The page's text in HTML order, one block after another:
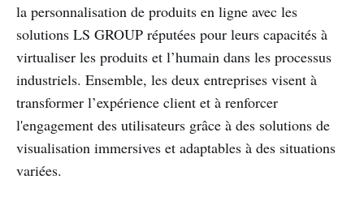
la personnalisation de produits en ligne avec les
solutions LS GROUP réputées pour leurs capacités à
virtualiser les produits et l’humain dans les processus
industriels. Ensemble, les deux entreprises visent à
transformer l’expérience client et à renforcer
l'engagement des utilisateurs grâce à des solutions de
visualisation immersives et adaptables à des situations
variées.